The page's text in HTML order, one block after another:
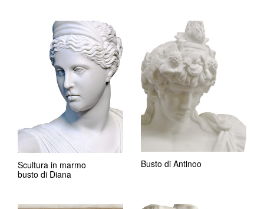
Scultura in marmo
busto di Diana
Busto di Antinoo